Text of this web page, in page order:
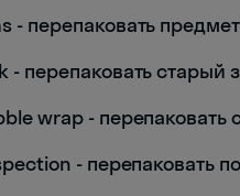
- перепаковать
- перепаковать старый
wrap - перепаковать
- перепаковать